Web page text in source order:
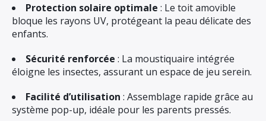
Protection solaire optimale : Le toit amovible
bloque les rayons UV, protégeant la peau délicate des
enfants.
Sécurité renforcée : La moustiquaire intégrée
éloigne les insectes, assurant un espace de jeu serein.
Facilité d’utilisation : Assemblage rapide grâce au
système pop-up, idéale pour les parents pressés.